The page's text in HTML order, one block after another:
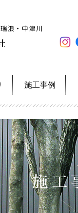
浪・中津川
施工事例
施工